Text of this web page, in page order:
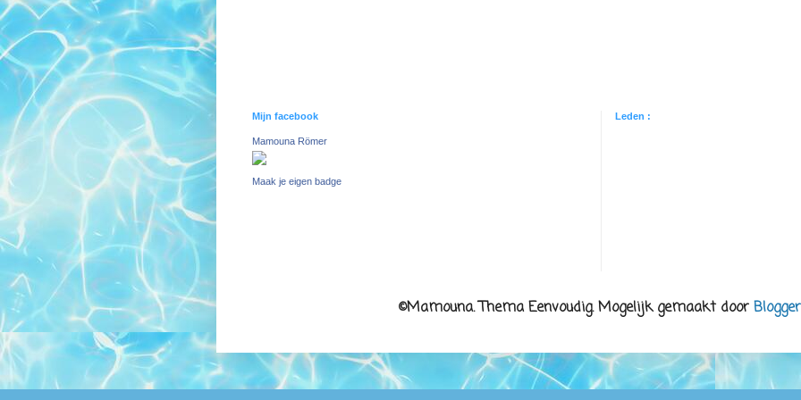
Mijn facebook
Mamouna Römer
Maak je eigen badge
Leden :
©Mamouna. Thema Eenvoudig. Mogelijk gemaakt door Blogger